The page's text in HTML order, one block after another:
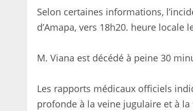
Selon certaines informations,
d’Amapa, vers 18h20. heure locale
M. Viana est décédé à peine 30
Les rapports médicaux officiels
profonde à la veine jugulaire et à la